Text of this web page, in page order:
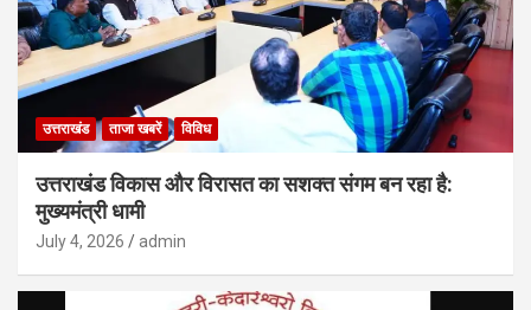
उत्तराखंड ताजा खबरें विविध
उत्तराखंड विकास और विरासत का सशक्त संगम बन रहा है:
मुख्यमंत्री धामी
July 4, 2026 admin